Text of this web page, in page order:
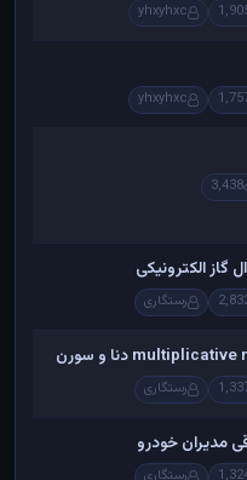
yhxyhxc
yhxyhxc
3,438
گاز الکترونیکی
رستگاری
رستگاری
مدیران خودرو